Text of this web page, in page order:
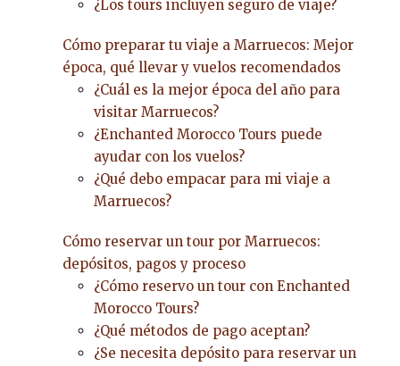
¿Los tours incluyen seguro de viaje?
Cómo preparar tu viaje a Marruecos: Mejor
época, qué llevar y vuelos recomendados
¿Cuál es la mejor época del año para
visitar Marruecos?
¿Enchanted Morocco Tours puede
ayudar con los vuelos?
¿Qué debo empacar para mi viaje a
Marruecos?
Cómo reservar un tour por Marruecos:
depósitos, pagos y proceso
¿Cómo reservo un tour con Enchanted
Morocco Tours?
¿Qué métodos de pago aceptan?
¿Se necesita depósito para reservar un